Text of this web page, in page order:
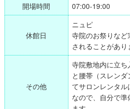
開場時間
07:00-19:00
休館日
ニュピ
寺院のお祭りな
されることがあり
その他
寺院敷地内に立ち
と腰帯（スレン
てサロンレンタ
なので、自分で